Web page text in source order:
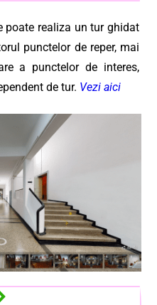
poate realiza un tur ghidat
punctelor de reper, mai
a punctelor de interes,
de tur. Vezi aici